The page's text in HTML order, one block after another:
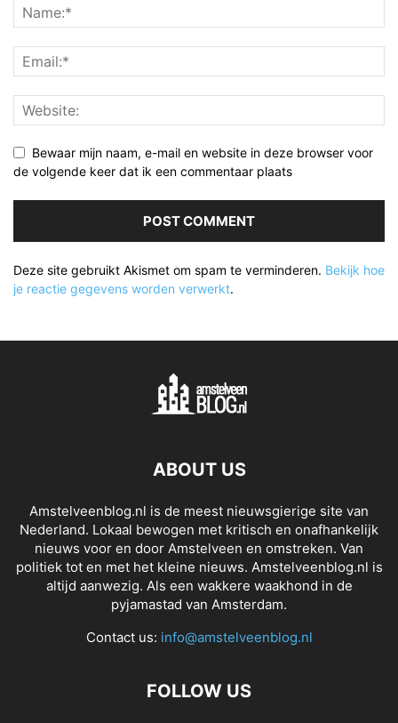
Bewaar mijn naam, e-mail en website in deze browser voor
de volgende keer dat ik een commentaar plaats
Deze site gebruikt Akismet om spam te verminderen. Bekijk hoe
je reactie gegevens worden verwerkt.
ABOUT US
Amstelveenblog.nl is de meest nieuwsgierige site van
Nederland. Lokaal bewogen met kritisch en onafhankelijk
nieuws voor en door Amstelveen en omstreken. Van
politiek tot en met het kleine nieuws. Amstelveenblog.nl is
altijd aanwezig. Als een wakkere waakhond in de
pyjamastad van Amsterdam.
Contact us: info@amstelveenblog.nl
FOLLOW US